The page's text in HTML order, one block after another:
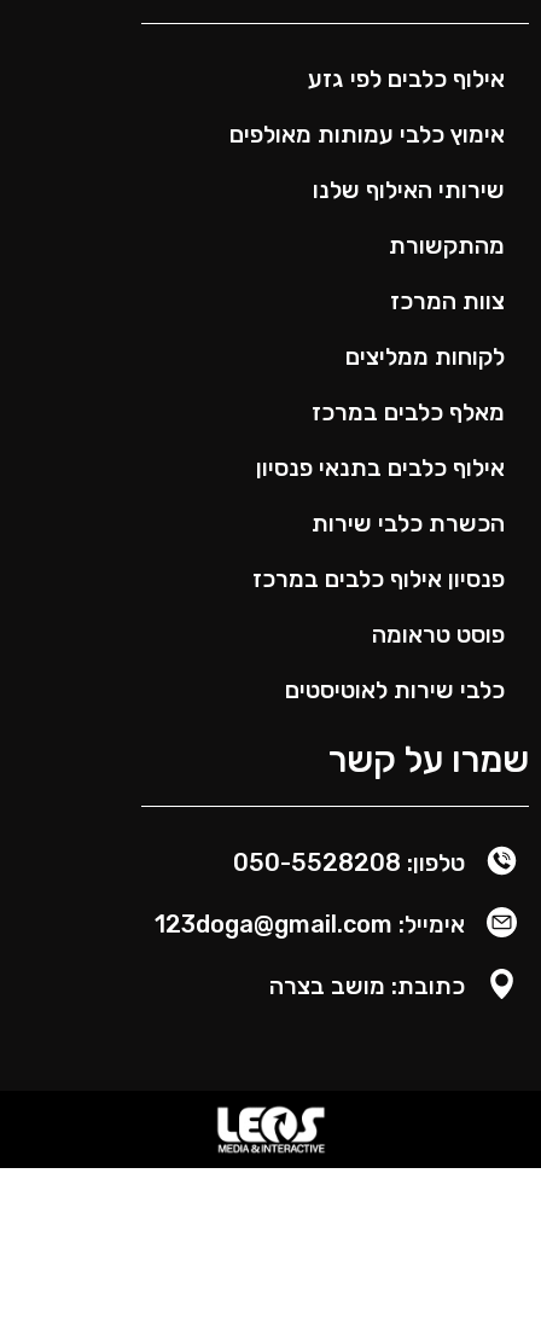
אילוף כלבים לפי גזע
אימוץ כלבי עמותות מאולפים
שירותי האילוף שלנו
מהתקשורת
צוות המרכז
לקוחות ממליצים
מאלף כלבים במרכז
אילוף כלבים בתנאי פנסיון
הכשרת כלבי שירות
פנסיון אילוף כלבים במרכז
פוסט טראומה
כלבי שירות לאוטיסטים
על קשר
טלפון: 050-5528208
אימייל: 123doga@gmail.com
כתובת: מושב בצרה